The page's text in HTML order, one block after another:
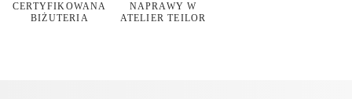
CERTYFIKOWANA
BIŻUTERIA
NAPRAWY W
ATELIER TEILOR